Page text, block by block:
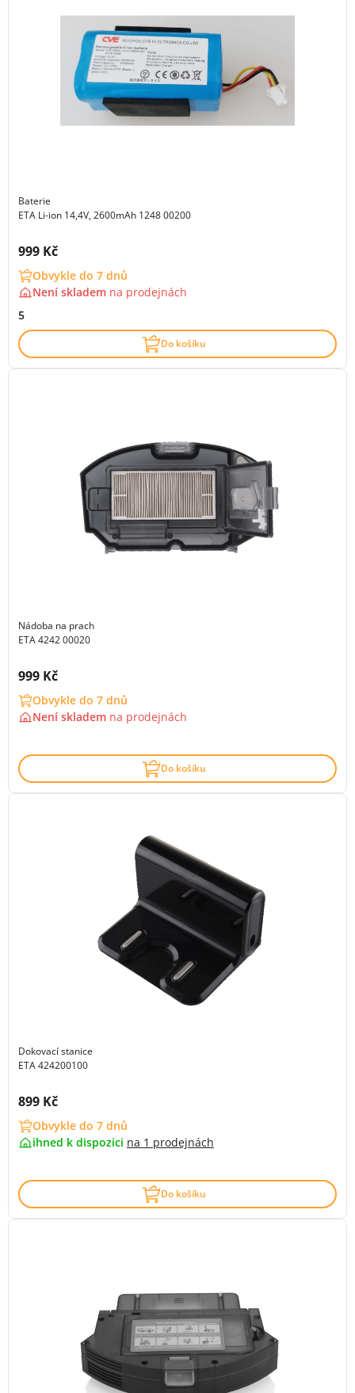
Baterie
ETA Li-ion 14,4V, 2600mAh 1248 00200
Cena s DPH:
999 Kč
Obvykle do 7 dnů
Není skladem na prodejnách
5
Do košíku
Nádoba na prach
ETA 4242 00020
Cena s DPH:
999 Kč
Obvykle do 7 dnů
Není skladem na prodejnách
Do košíku
Dokovací stanice
ETA 424200100
Cena s DPH:
899 Kč
Obvykle do 7 dnů
ihned k dispozici na 1 prodejnách
Do košíku